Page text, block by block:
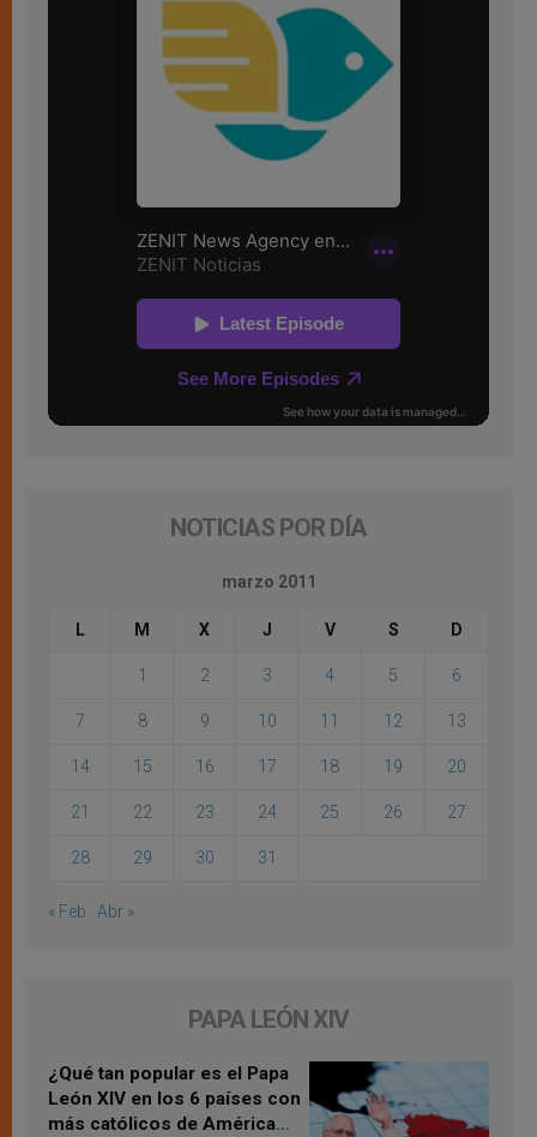
NOTICIAS POR DÍA
marzo 2011
L M X J V S D
1 2 3 4 5 6
7 8 9 10 11 12 13
14 15 16 17 18 19 20
21 22 23 24 25 26 27
28 29 30 31
« Feb Abr »
PAPA LEÓN XIV
¿Qué tan popular es el Papa
León XIV en los 6 países con
más católicos de América